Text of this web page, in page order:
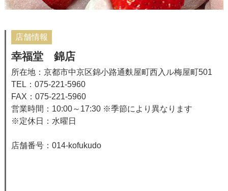
店舗情報
幸福堂 錦店
所在地：京都市中京区錦小路通麩屋町西入ル梅屋町501
TEL：075-221-5960
FAX：075-221-5960
営業時間：10:00～17:30 ※季節により異なります
※定休日：水曜日
店舗番号：014-kofukudo